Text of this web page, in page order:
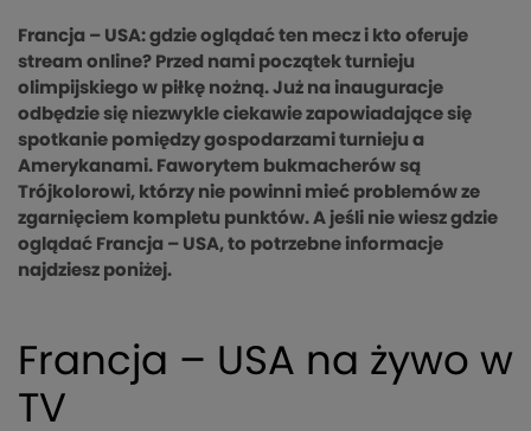
Francja – USA: gdzie oglądać ten mecz i kto oferuje
stream online? Przed nami początek turnieju
olimpijskiego w piłkę nożną. Już na inauguracje
odbędzie się niezwykle ciekawie zapowiadające się
spotkanie pomiędzy gospodarzami turnieju a
Amerykanami. Faworytem bukmacherów są
Trójkolorowi, którzy nie powinni mieć problemów ze
zgarnięciem kompletu punktów. A jeśli nie wiesz gdzie
oglądać Francja – USA, to potrzebne informacje
najdziesz poniżej.
Francja – USA na żywo w
TV